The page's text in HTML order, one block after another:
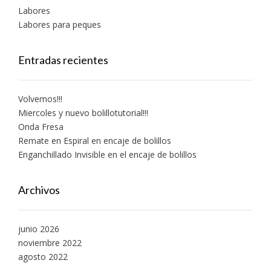
Labores
Labores para peques
Entradas recientes
Volvemos!!!
Miercoles y nuevo bolillotutorial!!!
Onda Fresa
Remate en Espiral en encaje de bolillos
Enganchillado Invisible en el encaje de bolillos
Archivos
junio 2026
noviembre 2022
agosto 2022